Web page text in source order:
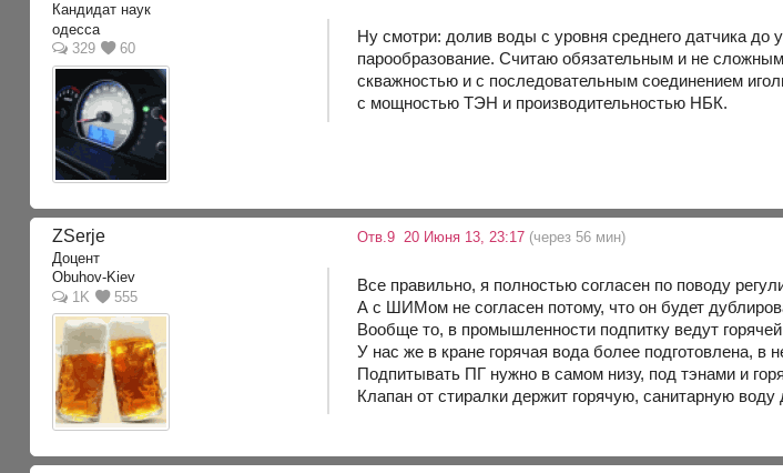
Кандидат наук
одесса
329
60
Ну смотри: долив воды с уровня среднего датчика до
парообразование. Считаю обязательным и не
скважностью и с последовательным соединением
с мощностью ТЭН и производительностью НБК.
ZSerje
Доцент
Obuhov-Kiev
1K
555
Отв.9 20 Июня 13, 23:17 (через 56 мин)
Все правильно, я полностью согласен по поводу
А с ШИМом не согласен потому, что он будет
Вообще то, в промышленности подпитку ведут
У нас же в кране горячая вода более подготовлена, в
Подпитывать ПГ нужно в самом низу, под тэнами и
Клапан от стиралки держит горячую, санитарную воду